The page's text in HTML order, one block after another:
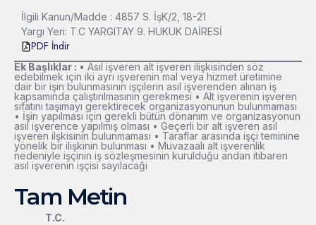
İlgili Kanun/Madde : 4857 S. İşK/2, 18-21
Yargı Yeri: T.C YARGITAY 9. HUKUK DAİRESİ
PDF İndir
Ek Başlıklar : • Asıl işveren alt işveren ilişkisinden söz
edebilmek için iki ayrı işverenin mal veya hizmet üretimine
dair bir işin bulunmasının işçilerin asıl işverenden alınan iş
kapsamında çalıştırılmasının gerekmesi • Alt işverenin işveren
sıfatını taşımayı gerektirecek organizasyonunun bulunmaması
• İşin yapılması için gerekli bütün dönanım ve organizasyonun
asıl işverence yapılmış olması • Geçerli bir alt işveren asıl
işveren ilşkisinin bulunmaması • Taraflar arasında işçi teminine
yönelik bir ilişkinin bulunması • Muvazaalı alt işverenlik
nedeniyle işçinin iş sözleşmesinin kurulduğu andan itibaren
asıl işverenin işçisi sayılacağı
Tam Metin
T.C.